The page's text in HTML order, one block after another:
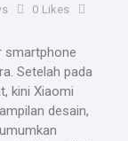
0 Likes
smartphone
Setelah pada
kini Xiaomi
desain,